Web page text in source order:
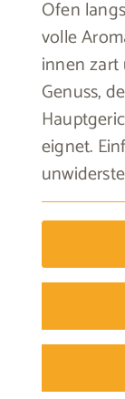
Ofen
volle
innen zart
Genuss,
eignet.